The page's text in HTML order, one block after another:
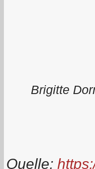
Brigitte
Quelle: